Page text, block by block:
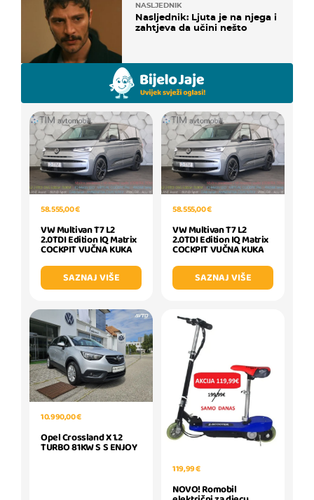
NASLJEDNIK
Nasljednik: Ljuta je na njega i
zahtjeva da učini nešto
58.555,00 €
VW Multivan T7 L2
2.0TDI Edition IQ Matrix
COCKPIT VUČNA KUKA
SAZNAJ VIŠE
58.555,00 €
VW Multivan T7 L2
2.0TDI Edition IQ Matrix
COCKPIT VUČNA KUKA
SAZNAJ VIŠE
10.990,00 €
Opel Crossland X 1.2
TURBO 81KW S S ENJOY
119,99 €
NOVO! Romobil